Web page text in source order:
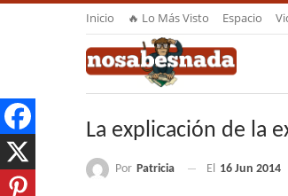
Inicio 🔥 Lo Más Visto Espacio
La explicación de la
Por Patricia El 16 Jun 2014